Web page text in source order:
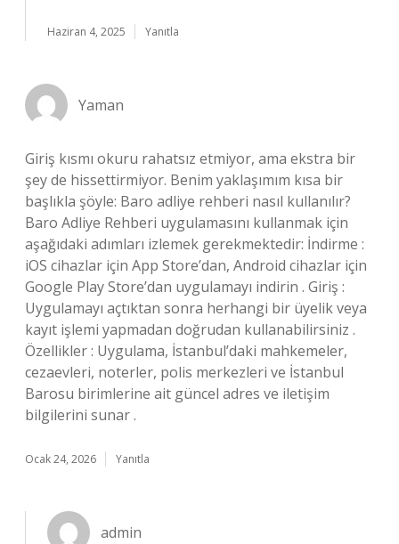
Haziran 4, 2025 Yanıtla
Yaman
Giriş kısmı okuru rahatsız etmiyor, ama ekstra bir
şey de hissettirmiyor. Benim yaklaşımım kısa bir
başlıkla şöyle: Baro adliye rehberi nasıl kullanılır?
Baro Adliye Rehberi uygulamasını kullanmak için
aşağıdaki adımları izlemek gerekmektedir: İndirme :
iOS cihazlar için App Store’dan, Android cihazlar için
Google Play Store’dan uygulamayı indirin . Giriş :
Uygulamayı açtıktan sonra herhangi bir üyelik veya
kayıt işlemi yapmadan doğrudan kullanabilirsiniz .
Özellikler : Uygulama, İstanbul’daki mahkemeler,
cezaevleri, noterler, polis merkezleri ve İstanbul
Barosu birimlerine ait güncel adres ve iletişim
bilgilerini sunar .
Ocak 24, 2026 Yanıtla
admin